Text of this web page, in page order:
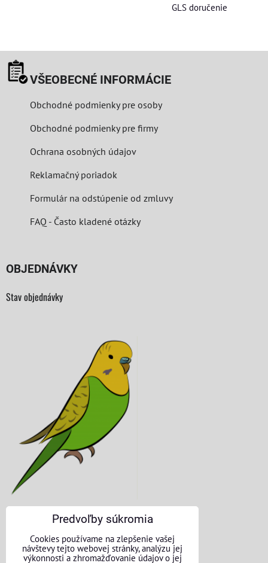
GLS doručenie
VŠEOBECNÉ INFORMÁCIE
Obchodné podmienky pre osoby
Obchodné podmienky pre firmy
Ochrana osobných údajov
Reklamačný poriadok
Formulár na odstúpenie od zmluvy
FAQ - Často kladené otázky
OBJEDNÁVKY
Stav objednávky
KONTAKTNÉ ÚDAJE
O nás
Predvoľby súkromia
Cookies používame na zlepšenie vašej
návštevy tejto webovej stránky, analýzu jej
výkonnosti a zhromažďovanie údajov o jej